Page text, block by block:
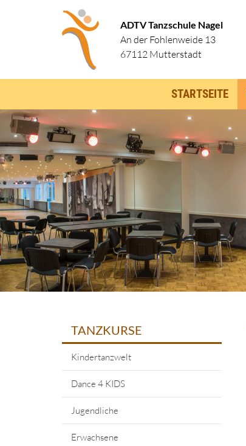
ADTV Tanzschule Nagel
An der Fohlenweide 13
67112 Mutterstadt
STARTSEITE
TANZKURSE
Kindertanzwelt
Dance 4 KIDS
Jugendliche
Erwachsene